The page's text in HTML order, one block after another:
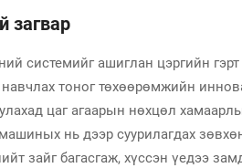
загвар
системийг ашиглан цэргийн
тоног төхөөрөмжийн
цаг агаарын нөхцөл
нь дээр суурилагдах
зайг багасгаж, хүссэн үедээ